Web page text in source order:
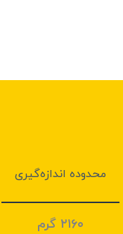
محدوده اندازه‌گیری
۲۱۶۰ گرم